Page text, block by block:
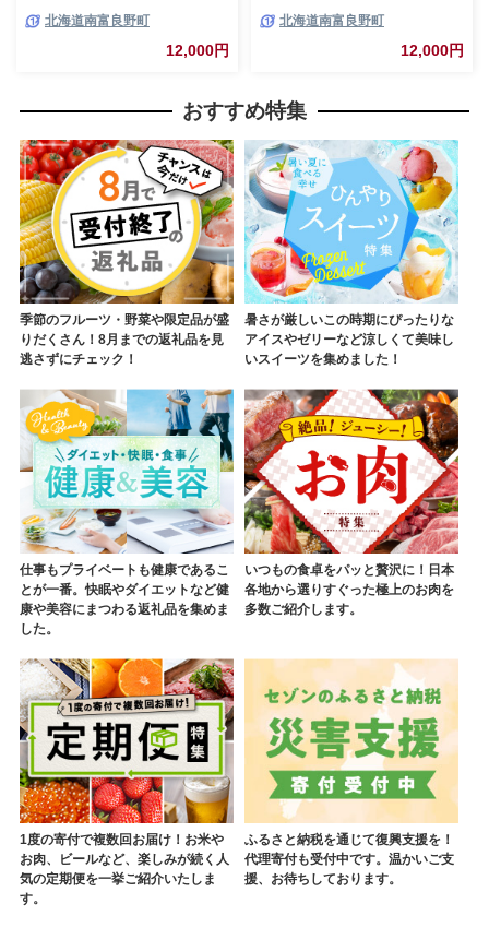
ム ベリー ハスカップ ラズベリ
ー ソース カシス てんさい糖 無
農薬 ポリフェノール 鉄分 ビタ
北海道南富良野町
12,000円
ャム ベリー ブルーベリー ラズ
ベリー ソース カシス 果実 てん
北海道南富良野町
12,000円
おすすめ特集
季節のフルーツ・野菜や限定品が盛
りだくさん！8月までの返礼品を見
逃さずにチェック！
暑さが厳しいこの時期にぴったりな
アイスやゼリーなど涼しくて美味し
いスイーツを集めました！
仕事もプライベートも健康であるこ
とが一番。快眠やダイエットなど健
康や美容にまつわる返礼品を集めま
した。
いつもの食卓をパッと贅沢に！日本
各地から選りすぐった極上のお肉を
多数ご紹介します。
1度の寄付で複数回お届け！お米や
お肉、ビールなど、楽しみが続く人
気の定期便を一挙ご紹介いたしま
す。
ふるさと納税を通じて復興支援を！
代理寄付も受付中です。温かいご支
援、お待ちしております。